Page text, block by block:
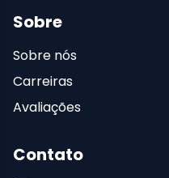
Sobre
Sobre nós
Carreiras
Avaliações
Contato